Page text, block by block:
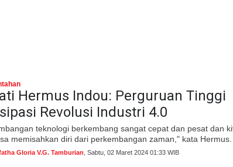
Hermus Indou: Perguruan Tinggi
Revolusi Industri 4.0
teknologi berkembang sangat cepat dan pesat dan
memisahkan diri dari perkembangan zaman," kata Hermus.
Gloria V.G. Tamburian , Sabtu, 02 Maret 2024 01:33 WIB